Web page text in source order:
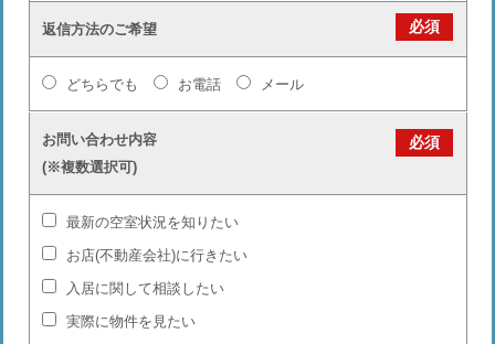
返信方法のご希望 必須
どちらでも お電話 メール
お問い合わせ内容
(※複数選択可)
必須
最新の空室状況を知りたい
お店(不動産会社)に行きたい
入居に関して相談したい
実際に物件を見たい